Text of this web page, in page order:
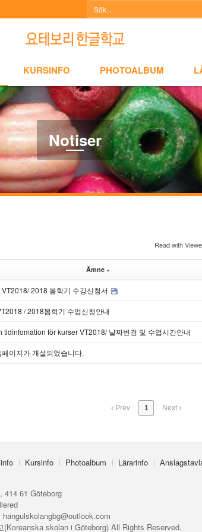
KURSINFO PHOTOALBUM
Notiser
Read with
Ämne
2018 봄학기 수강신청서
/ 2018봄학기 수업신청안내
tidinfomation för kurser VT2018/ 날짜변경 및 수업시간안내
이지가 개설되었습니다.
Prev 1 Next
Kursinfo Photoalbum Lärarinfo
414 61 Göteborg
skolan i Göteborg) All Rights Reserved.